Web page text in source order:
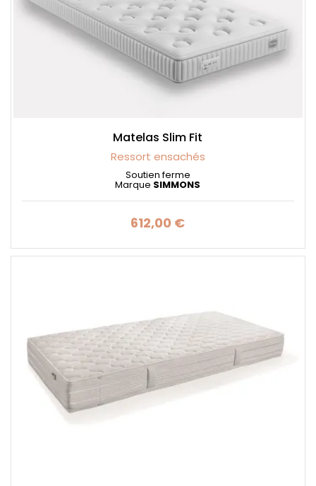
Matelas Slim Fit
Ressort ensachés
Soutien ferme
Marque SIMMONS
Prix
612,00 €